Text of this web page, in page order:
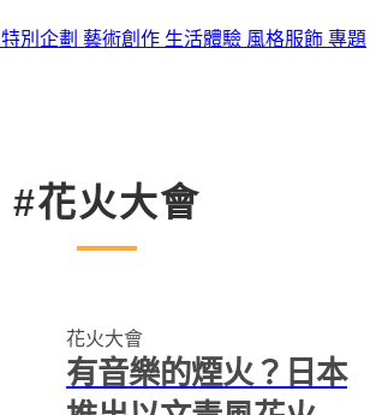
特別企劃 藝術創作 生活體驗 風格服飾 專題
#花火大會
花火大會
有音樂的煙火？日本